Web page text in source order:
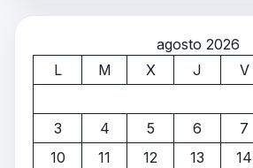
agosto 2026
L
M X J V
3
4 5 6 7
10
11 12 13 14